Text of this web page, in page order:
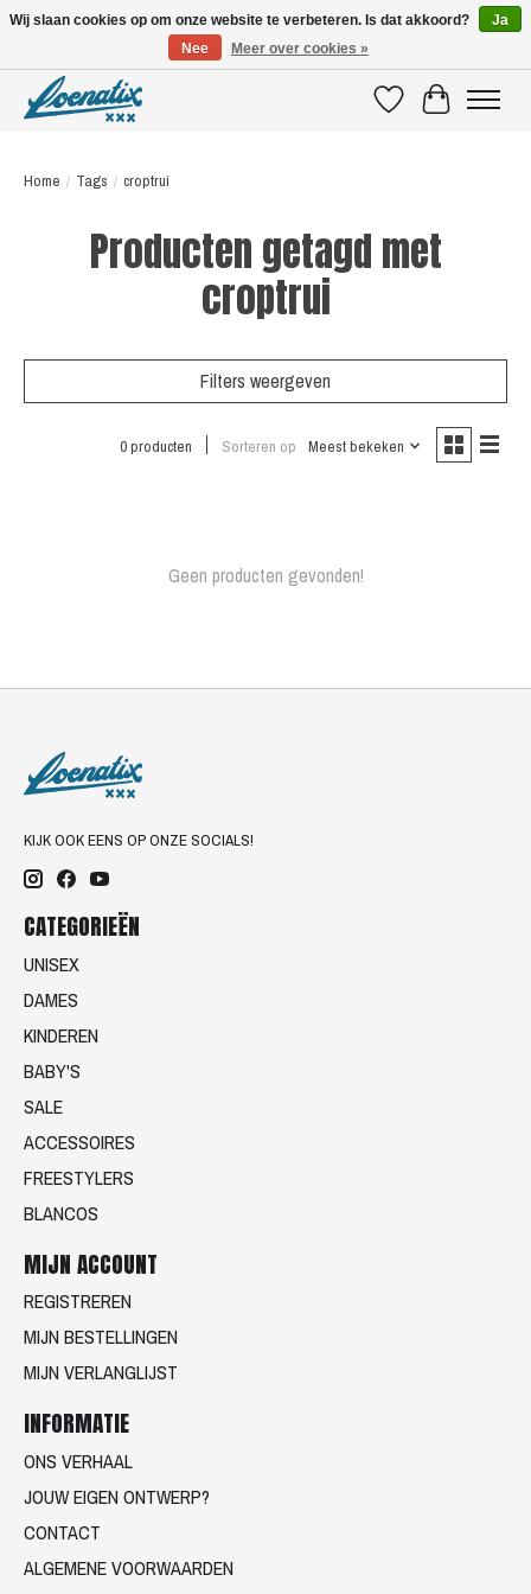
VerlanglijstWinkelwagen
Home / Tags / croptrui
Producten getagd met
croptrui
Filters weergeven
0 producten Sorteren op Meest bekeken
Geen producten gevonden!
KIJK OOK EENS OP ONZE SOCIALS!
CATEGORIEËN
UNISEX
DAMES
KINDEREN
BABY'S
SALE
ACCESSOIRES
FREESTYLERS
BLANCOS
MIJN ACCOUNT
REGISTREREN
MIJN BESTELLINGEN
MIJN VERLANGLIJST
INFORMATIE
ONS VERHAAL
JOUW EIGEN ONTWERP?
CONTACT
ALGEMENE VOORWAARDEN
Wij slaan cookies op om onze website te verbeteren. Is dat akkoord?
Ja
Nee
Meer over cookies »